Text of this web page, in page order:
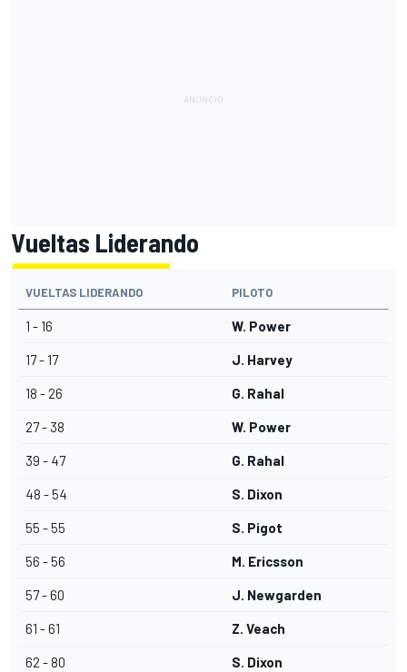
Vueltas Liderando
VUELTAS LIDERANDO PILOTO
1 - 16 W. Power
17 - 17 J. Harvey
18 - 26 G. Rahal
27 - 38 W. Power
39 - 47 G. Rahal
48 - 54 S. Dixon
55 - 55 S. Pigot
56 - 56 M. Ericsson
57 - 60 J. Newgarden
61 - 61 Z. Veach
62 - 80 S. Dixon